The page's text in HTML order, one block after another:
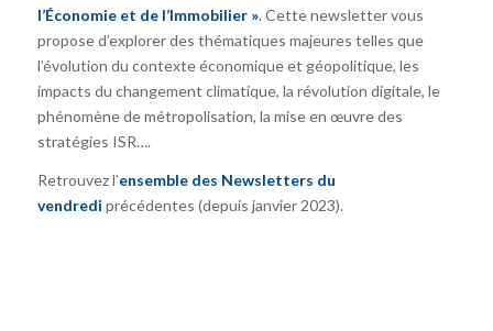
l’Économie et de l’Immobilier ». Cette newsletter vous
propose d’explorer des thématiques majeures telles que
l’évolution du contexte économique et géopolitique, les
impacts du changement climatique, la révolution digitale, le
phénomène de métropolisation, la mise en œuvre des
stratégies ISR….
Retrouvez l’ensemble des Newsletters du
vendredi précédentes (depuis janvier 2023).